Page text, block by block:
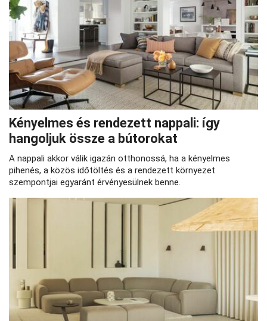
Kényelmes és rendezett nappali: így
hangoljuk össze a bútorokat
A nappali akkor válik igazán otthonossá, ha a kényelmes
pihenés, a közös időtöltés és a rendezett környezet
szempontjai egyaránt érvényesülnek benne.